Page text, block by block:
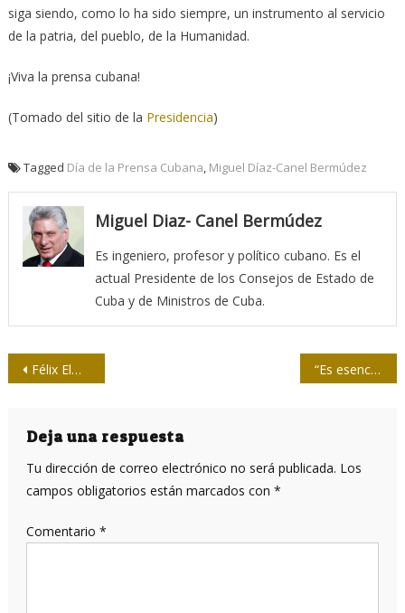
siga siendo, como lo ha sido siempre, un instrumento al servicio
de la patria, del pueblo, de la Humanidad.
¡Viva la prensa cubana!
(Tomado del sitio de la Presidencia)
Tagged Día de la Prensa Cubana Miguel Díaz-Canel Bermúdez
Miguel Diaz- Canel Bermúdez
Es ingeniero, profesor y político cubano. Es el
actual Presidente de los Consejos de Estado de
Cuba y de Ministros de Cuba.
Navegación
entradas
Félix Elmusa: sembradas, en los pechos, distinciones “Es esencial entender que la comunicación es tan estratégica como transversal”
Deja una respuesta
Tu dirección de correo electrónico no será publicada. Los
campos obligatorios están marcados con *
Comentario *